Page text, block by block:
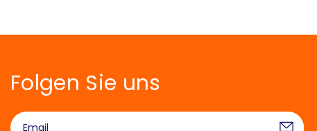
Folgen Sie uns